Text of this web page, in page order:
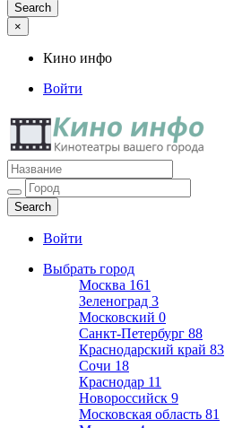
×
Кино инфо
Войти
Кино инфо
Кинотеатры вашего города
Войти
Выбрать город
Москва 161
Зеленоград 3
Московский 0
Санкт-Петербург 88
Краснодарский край 83
Сочи 18
Краснодар 11
Новороссийск 9
Московская область 81